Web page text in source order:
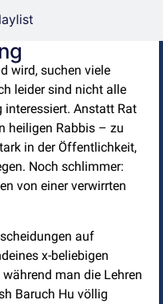
wird, suchen viele
leider sind nicht alle
Anstatt Rat
heiligen Rabbis – zu
in der Öffentlichkeit,
Noch schlimmer:
von einer verwirrten
auf
x-beliebigen
man die Lehren
Baruch Hu völlig